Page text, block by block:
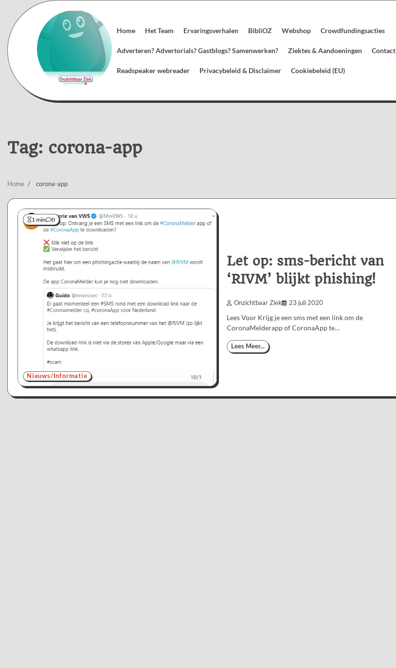
content
Home Het Team Ervaringsverhalen BibliOZ Webshop Crowdfundingsacties
Adverteren? Advertorials? Gastblogs? Samenwerken? Ziektes & Aandoeningen Contact
Readspeaker webreader Privacybeleid & Disclaimer Cookiebeleid (EU)
Tag: corona-app
Home corona-app
1 min 0
Nieuws/Informatie
Let op: sms-bericht van
‘RIVM’ blijkt phishing!
Onzichtbaar Ziek 23 juli 2020
Lees Voor Krijg je een sms met een link om de
CoronaMelderapp of CoronaApp te…
Lees Meer...